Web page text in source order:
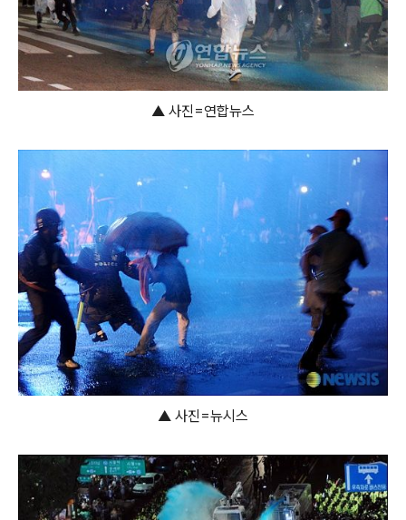
▲ 사진=연합뉴스
▲ 사진=뉴시스